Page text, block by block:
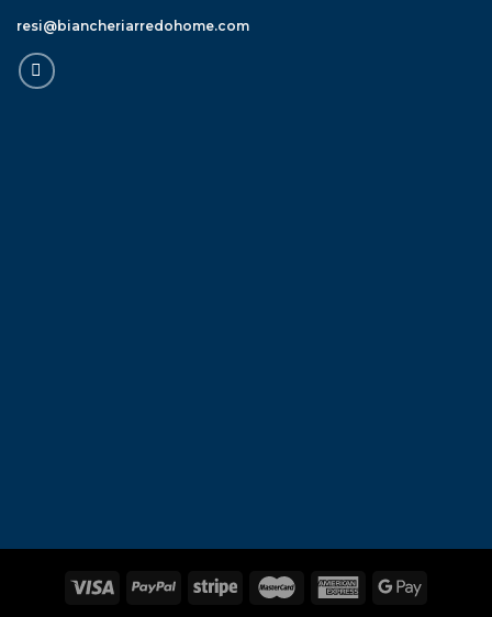
resi@biancheriarredohome.com